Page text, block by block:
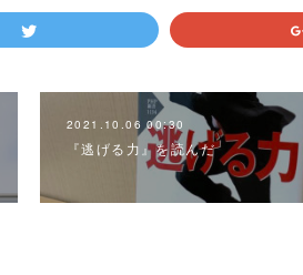
2021.10.06 00:30
『逃げる力』を読んだ